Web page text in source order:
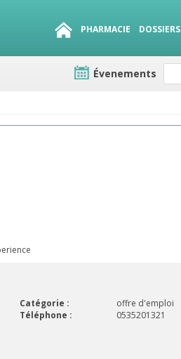
PHARMACIE DOSSIERS
Évenements
Catégorie :
offre d'emploi
Téléphone :
0535201321